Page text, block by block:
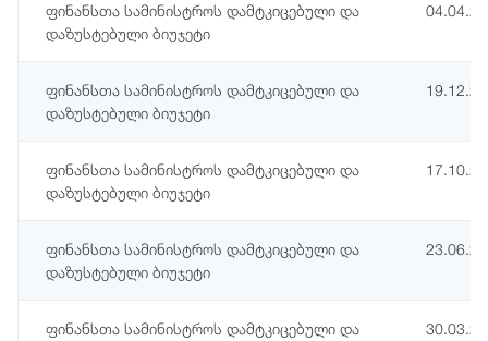
ფინანსთა სამინისტროს დამტკიცებული და
დაზუსტებული ბიუჯეტი
ფინანსთა სამინისტროს დამტკიცებული და
დაზუსტებული ბიუჯეტი
ფინანსთა სამინისტროს დამტკიცებული და
დაზუსტებული ბიუჯეტი
ფინანსთა სამინისტროს დამტკიცებული და
დაზუსტებული ბიუჯეტი
ფინანსთა სამინისტროს დამტკიცებული და